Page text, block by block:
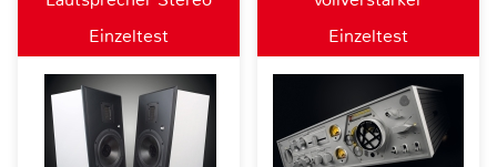
Einzeltest
Einzeltest